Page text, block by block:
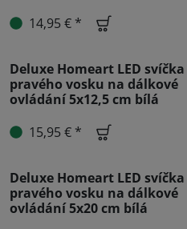
14,95 € *
Deluxe Homeart LED svíčka
pravého vosku na dálkové
ovládání 5x12,5 cm bílá
15,95 € *
Deluxe Homeart LED svíčka
pravého vosku na dálkové
ovládání 5x20 cm bílá